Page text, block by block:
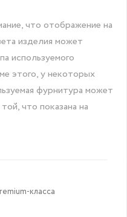
что отображение на
изделия может
используемого
этого, у некоторых
фурнитура может
что показана на
класса